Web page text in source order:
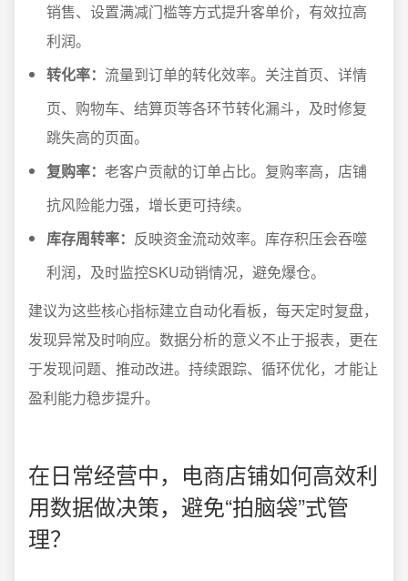
销售、设置满减门槛等方式提升客单价，有效拉高
利润。
转化率： 流量到订单的转化效率。关注首页、详情
页、购物车、结算页等各环节转化漏斗，及时修复
跳失高的页面。
复购率： 老客户贡献的订单占比。复购率高，店铺
抗风险能力强，增长更可持续。
库存周转率： 反映资金流动效率。库存积压会吞噬
利润，及时监控SKU动销情况，避免爆仓。
建议为这些核心指标建立自动化看板，每天定时复盘，
发现异常及时响应。数据分析的意义不止于报表，更在
于发现问题、推动改进。持续跟踪、循环优化，才能让
盈利能力稳步提升。
在日常经营中，电商店铺如何高效利
用数据做决策，避免“拍脑袋”式管
理？